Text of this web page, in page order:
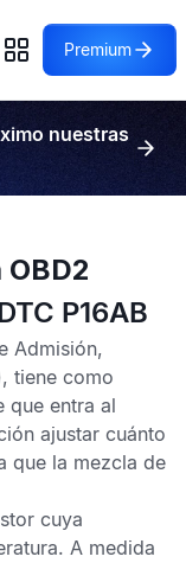
Premium
nuestras
P16AB
Admisión,
tiene como
que entra al
ajustar cuánto
que la mezcla de
cuya
A medida